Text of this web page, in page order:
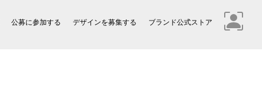
公募に参加する デザインを募集する ブランド公式ストア